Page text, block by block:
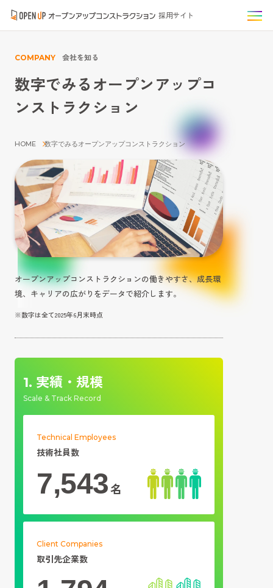
採用サイト
COMPANY 会社を知る
数字でみるオープンアップコ
ンストラクション
HOME 数字でみるオープンアップコンストラクション
オープンアップコンストラクションの働きやすさ、成長環
境、キャリアの広がりをデータで紹介します。
※数字は全て2025年6月末時点
1. 実績・規模
Scale & Track Record
技術社員数
Technical Employees
7,543名
取引先企業数
Client Companies